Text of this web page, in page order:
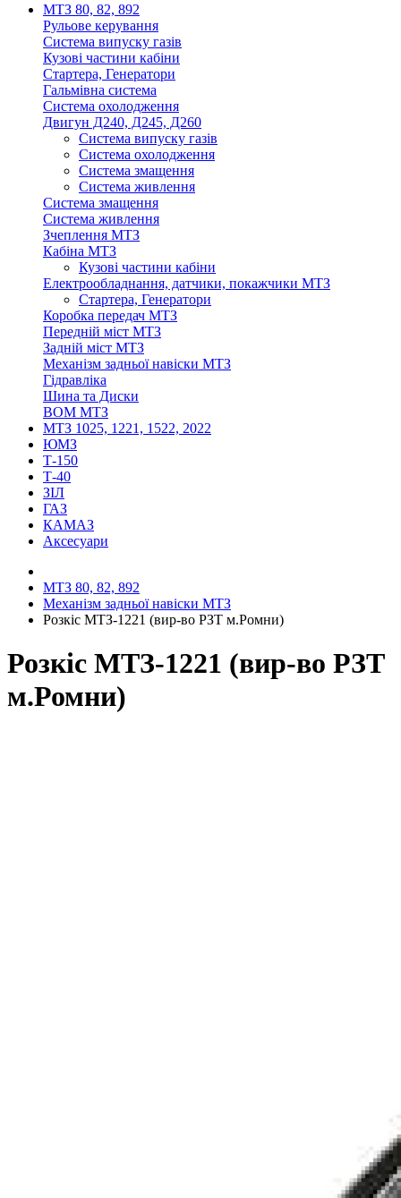
МТЗ 80, 82, 892
Рульове керування
Система випуску газів
Кузові частини кабіни
Стартера, Генератори
Гальмівна система
Система охолодження
Двигун Д240, Д245, Д260
Система випуску газів
Система охолодження
Система змащення
Система живлення
Система змащення
Система живлення
Зчеплення МТЗ
Кабіна МТЗ
Кузові частини кабіни
Електрообладнання, датчики, покажчики МТЗ
Стартера, Генератори
Коробка передач МТЗ
Передній міст МТЗ
Задній міст МТЗ
Механізм задньої навіски МТЗ
Гідравліка
Шина та Диски
ВОМ МТЗ
МТЗ 1025, 1221, 1522, 2022
ЮМЗ
Т-150
Т-40
ЗІЛ
ГАЗ
КАМАЗ
Аксесуари
МТЗ 80, 82, 892
Механізм задньої навіски МТЗ
Розкіс МТЗ-1221 (вир-во РЗТ м.Ромни)
Розкіс МТЗ-1221 (вир-во РЗТ
м.Ромни)